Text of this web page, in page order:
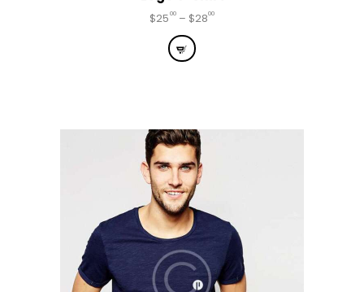
$2500– $2800